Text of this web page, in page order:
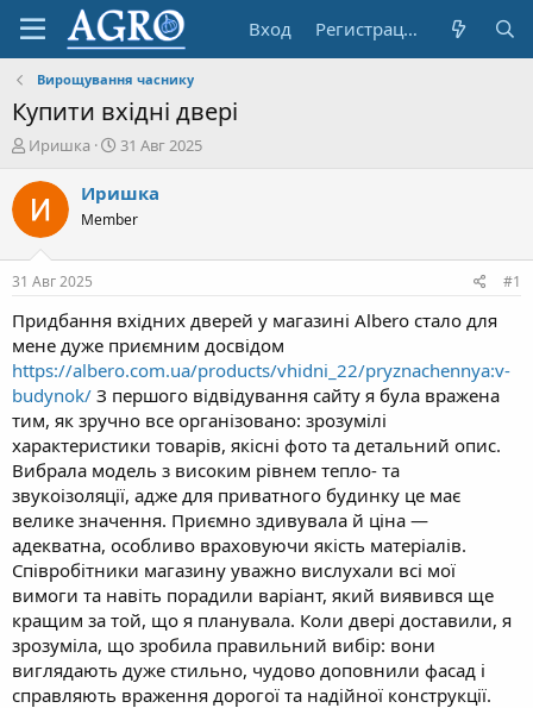
Вход Регистрация
Вирощування часнику
Купити вхідні двері
А
т
о
р
е
м
ы
Иришка
Д
т
н
л
31 Авг 2025
Иришка
Member
31 Авг 2025 #1
Придбання вхідних дверей у магазині Albero стало для
мене дуже приємним досвідом
https://albero.com.ua/products/vhidni_22/pryznachennya:v-
budynok/ З першого відвідування сайту я була вражена
тим, як зручно все організовано: зрозумілі
характеристики товарів, якісні фото та детальний опис.
Вибрала модель з високим рівнем тепло- та
звукоізоляції, адже для приватного будинку це має
велике значення. Приємно здивувала й ціна —
адекватна, особливо враховуючи якість матеріалів.
Співробітники магазину уважно вислухали всі мої
вимоги та навіть порадили варіант, який виявився ще
кращим за той, що я планувала. Коли двері доставили, я
зрозуміла, що зробила правильний вибір: вони
виглядають дуже стильно, чудово доповнили фасад і
справляють враження дорогої та надійної конструкції.